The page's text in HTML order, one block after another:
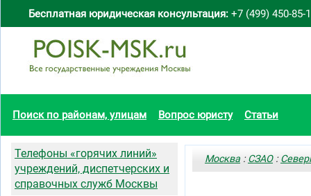
Бесплатная юридическая консультация: +7 (499) 450-85-
Поиск по районам, улицам Вопрос юристу Статьи
Москва :СЗАО:
Телефоны «горячих линий»
учреждений, диспетчерских и
справочных служб Москвы